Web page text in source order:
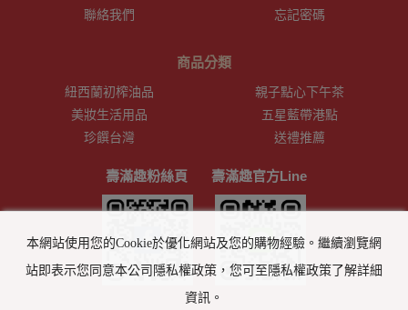
聯絡我們
忘記密碼
商品分類
紐西蘭初榨油品
親子點心下午茶
美妝生活用品
五星藍帶港點
珍饌台灣
送禮推薦
壽滿趣粉絲頁 壽滿趣官方Line
本網站使用您的Cookie於優化網站及您的購物經驗。繼續瀏覽網
站即表示您同意本公司隱私權政策，您可至隱私權政策了解詳細
資訊。